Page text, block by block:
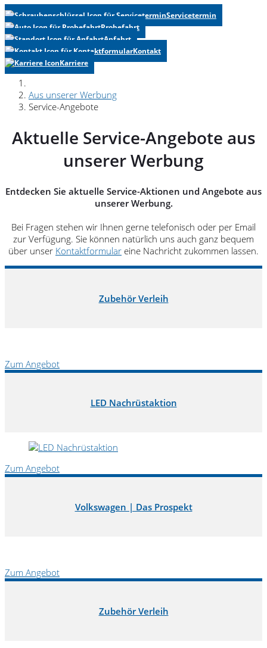
Servicetermin
Probefahrt
Anfahrt
Kontakt
Karriere
Aus unserer Werbung
Service-Angebote
Aktuelle Service-Angebote aus
unserer Werbung
Entdecken Sie aktuelle Service-Aktionen und Angebote aus
unserer Werbung.
Bei Fragen stehen wir Ihnen gerne telefonisch oder per Email
zur Verfügung. Sie können natürlich uns auch ganz bequem
über unser Kontaktformular eine Nachricht zukommen lassen.
Zubehör Verleih
Zum Angebot
LED Nachrüstaktion
Zum Angebot
Volkswagen | Das Prospekt
Zum Angebot
Zubehör Verleih